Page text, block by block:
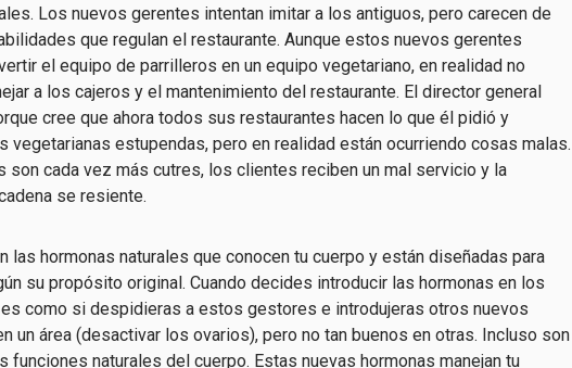
Los nuevos gerentes intentan imitar a los antiguos, pero carecen de
que regulan el restaurante. Aunque estos nuevos gerentes
el equipo de parrilleros en un equipo vegetariano, en realidad no
a los cajeros y el mantenimiento del restaurante. El director general
cree que ahora todos sus restaurantes hacen lo que él pidió y
vegetarianas estupendas, pero en realidad están ocurriendo cosas malas.
son cada vez más cutres, los clientes reciben un mal servicio y la
se resiente.
las hormonas naturales que conocen tu cuerpo y están diseñadas para
su propósito original. Cuando decides introducir las hormonas en los
como si despidieras a estos gestores e introdujeras otros nuevos
un área (desactivar los ovarios), pero no tan buenos en otras. Incluso son
funciones naturales del cuerpo. Estas nuevas hormonas manejan tu